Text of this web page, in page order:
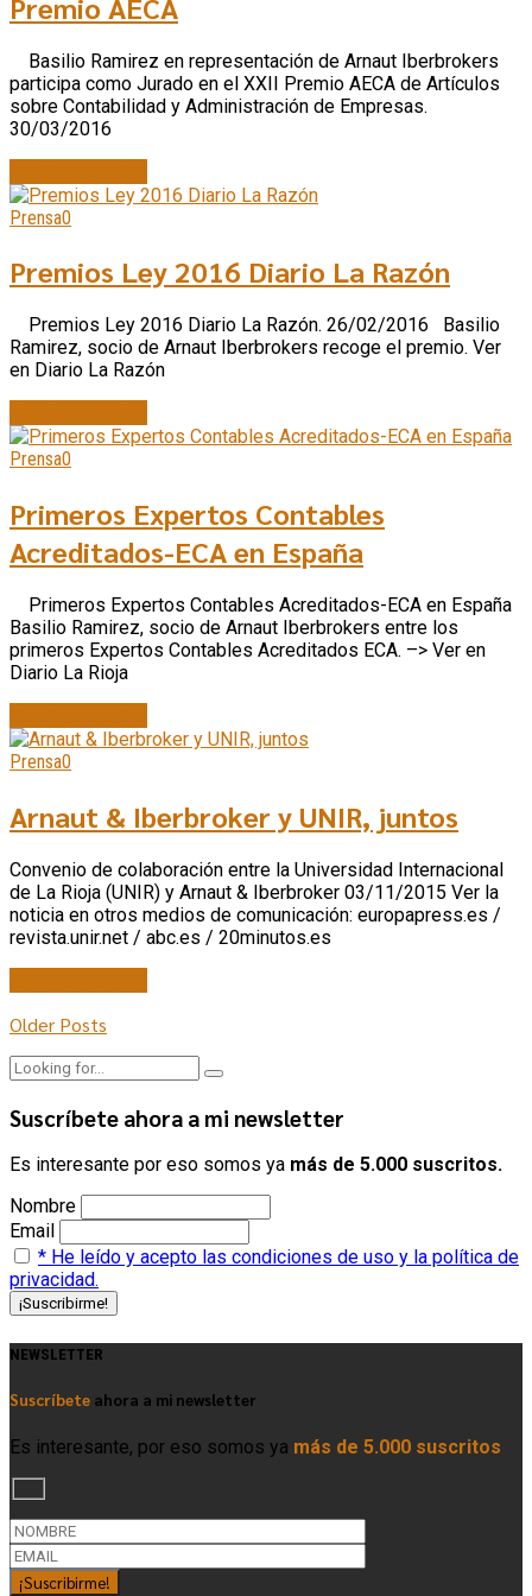
Basilio Ramirez en representación de Arnaut Iberbrokers
participa como Jurado en el XXII Premio AECA de Artículos
sobre Contabilidad y Administración de Empresas.
30/03/2016
Prensa0
Premios Ley 2016 Diario La Razón
Premios Ley 2016 Diario La Razón. 26/02/2016 Basilio
Ramirez, socio de Arnaut Iberbrokers recoge el premio. Ver
en Diario La Razón
Prensa0
Primeros Expertos Contables
Acreditados-ECA en España
Primeros Expertos Contables Acreditados-ECA en España
Basilio Ramirez, socio de Arnaut Iberbrokers entre los
primeros Expertos Contables Acreditados ECA. –> Ver en
Diario La Rioja
Prensa0
Arnaut & Iberbroker y UNIR, juntos
Convenio de colaboración entre la Universidad Internacional
de La Rioja (UNIR) y Arnaut & Iberbroker 03/11/2015 Ver la
noticia en otros medios de comunicación: europapress.es /
revista.unir.net / abc.es / 20minutos.es
Older Posts
Suscríbete ahora a mi newsletter
Es interesante por eso somos ya más de 5.000 suscritos.
Nombre
Email
* He leído y acepto las condiciones de uso y la política de
privacidad.
NEWSLETTER
Suscríbete ahora a mi newsletter
Es interesante, por eso somos ya más de 5.000 suscritos